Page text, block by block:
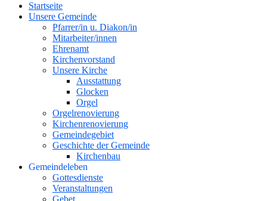
oben
Startseite
Unsere Gemeinde
Pfarrer/in u. Diakon/in
Mitarbeiter/innen
Ehrenamt
Kirchenvorstand
Unsere Kirche
Ausstattung
Glocken
Orgel
Orgelrenovierung
Kirchenrenovierung
Gemeindegebiet
Geschichte der Gemeinde
Kirchenbau
Gemeindeleben
Gottesdienste
Veranstaltungen